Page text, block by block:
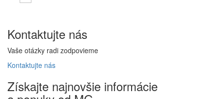
Kontaktujte nás
Vaše otázky radi zodpovieme
Kontaktujte nás
Získajte najnovšie informácie